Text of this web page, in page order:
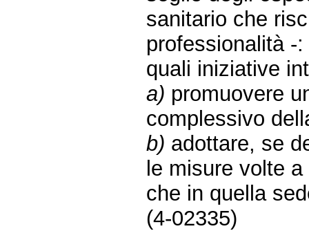
sanitario che
professionalità -:
quali iniziative
a) promuovere
complessivo
b) adottare, se
le misure volte
che in quella
(4-02335)